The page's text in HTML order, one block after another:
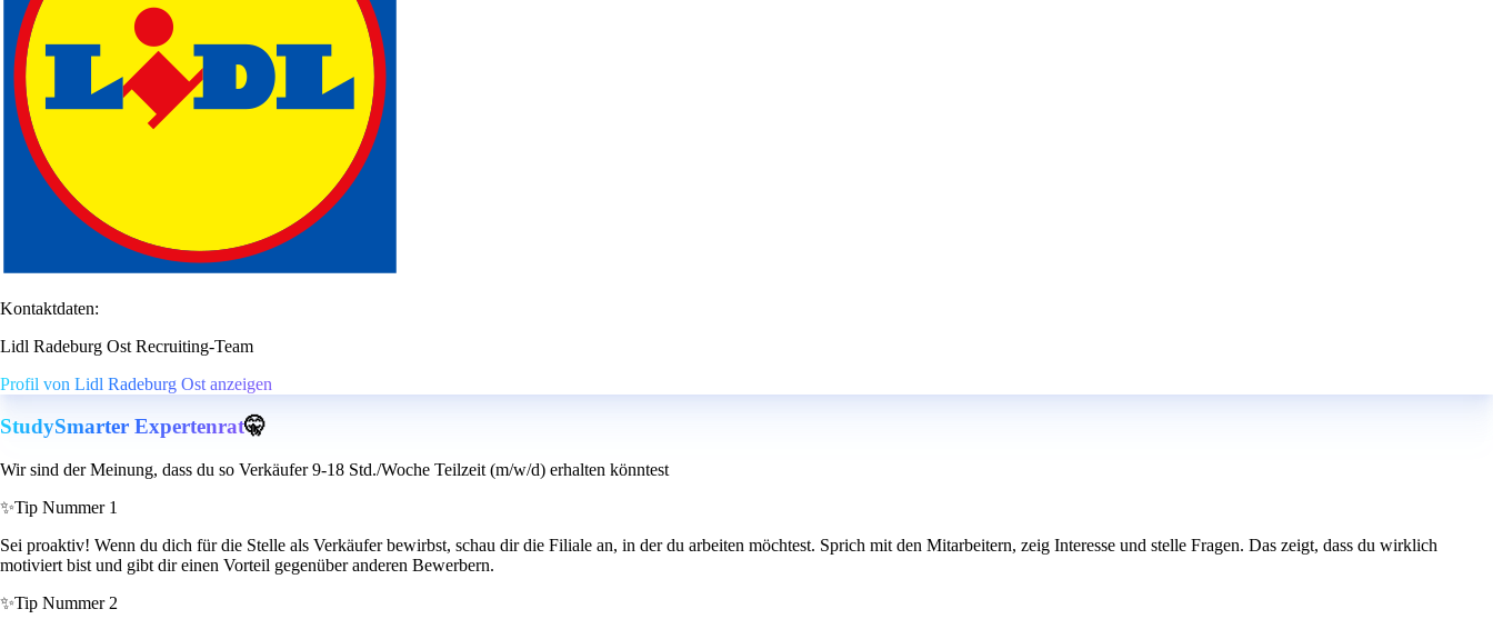
Kontaktdaten:
Lidl Radeburg Ost Recruiting-Team
Profil von Lidl Radeburg Ost anzeigen
StudySmarter Expertenrat🤫
Wir sind der Meinung, dass du so Verkäufer 9-18 Std./Woche Teilzeit (m/w/d) erhalten könntest
✨Tip Nummer 1
Sei proaktiv! Wenn du dich für die Stelle als Verkäufer bewirbst, schau dir die Filiale an, in der du arbeiten möchtest. Sprich mit den Mitarbeitern, zeig Interesse und stelle Fragen. Das zeigt, dass du wirklich
motiviert bist und gibt dir einen Vorteil gegenüber anderen Bewerbern.
✨Tip Nummer 2